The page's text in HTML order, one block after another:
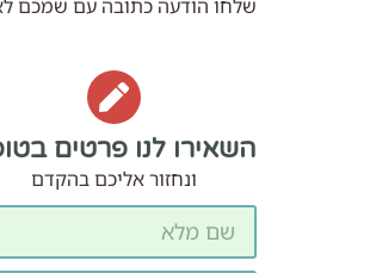
שלחו הודעה כתובה עם שמכם
השאירו לנו פרטים
ונחזור אליכם בהקדם